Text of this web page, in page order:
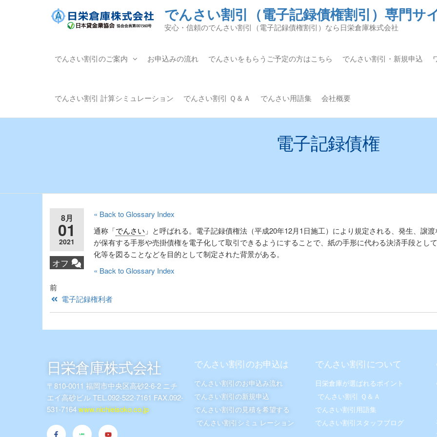
でんさい割引（電子記録債権割引）専門サ
安心・信頼のでんさい割引（電子記録債権割引）なら日栄倉庫株式会社
でんさい割引のご案内 お申込みの流れ でんさいをもらうご予定の方はこちら でんさい割引・新規申込
でんさい割引 計算シミュレーション でんさい割引 Ｑ＆Ａ でんさい用語集 会社概要
電子記録債権
8月
01
2021
オフ
« Back to Glossary Index
通称「でんさい 」と呼ばれる。電子記録債権法（平成20年12月1日施工）により規定される、発生、譲
が保有する手形や売掛債権を電子化して取引できるようにすることで、紙の手形に代わる決済手段とし
化等を図ることなどを目的として制定された背景がある。
« Back to Glossary Index
前
電子記録権利者
日栄倉庫株式会社
〒810-0011 福岡市中央区高砂2-6-2 ニチ
エイ高砂ビル TEL.092-522-7161 FAX.092-
531-7164www.nichieisoko.co.jp
でんさい割引のお申込は
でんさい割引のお申込み流れ
でんさい割引の新規申込
でんさい割引の見積を希望する
でんさい割引シミュ レーション
でんさい割引について
日栄倉庫が選ばれるポイント
でんさい割引 Ｑ＆Ａ
でんさい割引用語集
でんさい割引スタッフブログ